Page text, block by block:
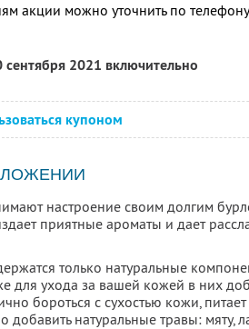
акции можно уточнить по
2021 включительно
купоном
настроение своим долгим
приятные ароматы и дает
только натуральные
для ухода за вашей кожей в них
бороться с сухостью кожи,
натуральные травы: мяту,